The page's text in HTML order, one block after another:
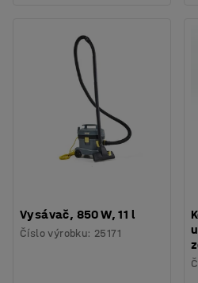
Vysávač, 850 W, 11 l
Číslo výrobku: 25171